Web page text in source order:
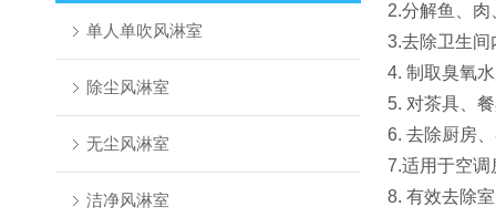
单人单吹风淋室
除尘风淋室
无尘风淋室
洁净风淋室
2.分解鱼、
3.去除卫生间
4. 制取臭氧
5. 对茶具、
6. 去除厨房
7.适用于空调
8. 有效去除